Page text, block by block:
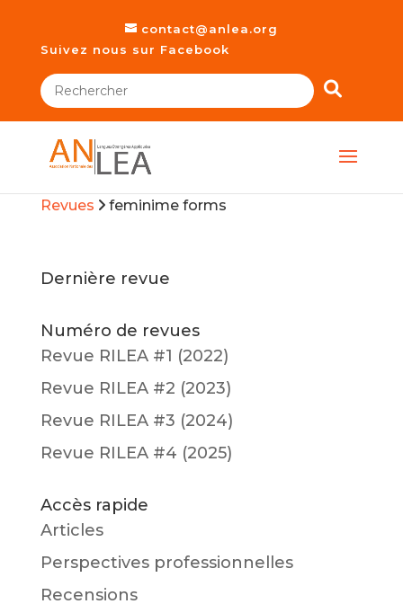
contact@anlea.org
Suivez nous sur Facebook
Revues feminime forms
Dernière revue
Numéro de revues
Revue RILEA #1 (2022)
Revue RILEA #2 (2023)
Revue RILEA #3 (2024)
Revue RILEA #4 (2025)
Accès rapide
Articles
Perspectives professionnelles
Recensions